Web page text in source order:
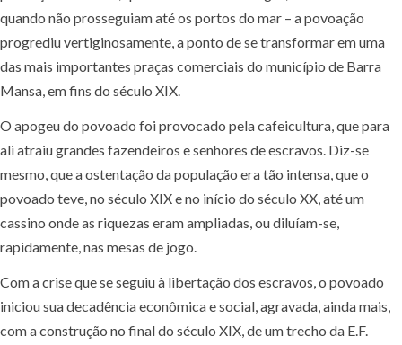
quando não prosseguiam até os portos do mar – a povoação
progrediu vertiginosamente, a ponto de se transformar em uma
das mais importantes praças comerciais do município de Barra
Mansa, em fins do século XIX.
O apogeu do povoado foi provocado pela cafeicultura, que para
ali atraiu grandes fazendeiros e senhores de escravos. Diz-se
mesmo, que a ostentação da população era tão intensa, que o
povoado teve, no século XIX e no início do século XX, até um
cassino onde as riquezas eram ampliadas, ou diluíam-se,
rapidamente, nas mesas de jogo.
Com a crise que se seguiu à libertação dos escravos, o povoado
iniciou sua decadência econômica e social, agravada, ainda mais,
com a construção no final do século XIX, de um trecho da E.F.